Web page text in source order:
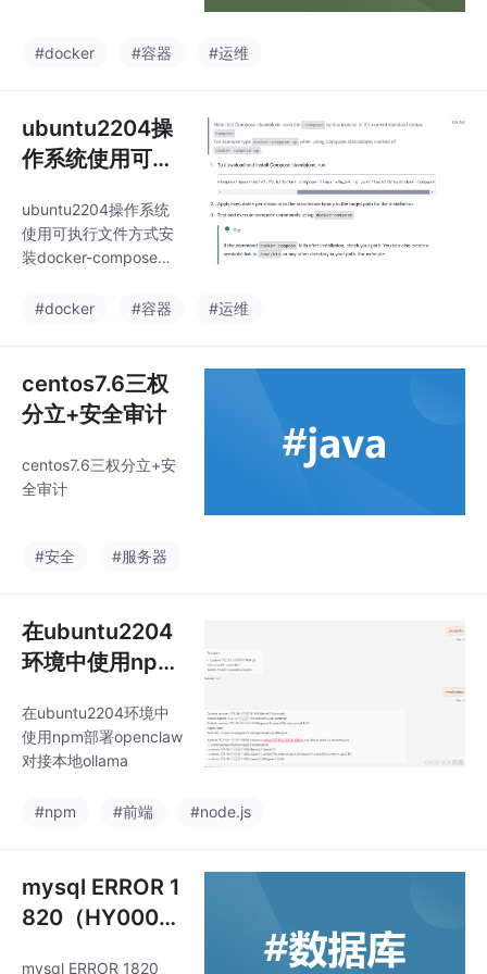
#docker #容器 #运维
ubuntu2204操
作系统使用可执
docker-compo
se 1.29.2记录，
ubuntu2204操作系统
使用可执行文件方式安
装docker-compose记
#docker
#容器 #运维
centos7.6三权
分立+安全审计
centos7.6三权分立+安
全审计
#安全 #服务器
在ubuntu2204
环境中使用npm
对接本地ollama
在ubuntu2204环境中
使用npm部署openclaw
对接本地ollama
#npm #前端 #node.js
mysql ERROR 1
820（HY000）
mysql ERROR 1820